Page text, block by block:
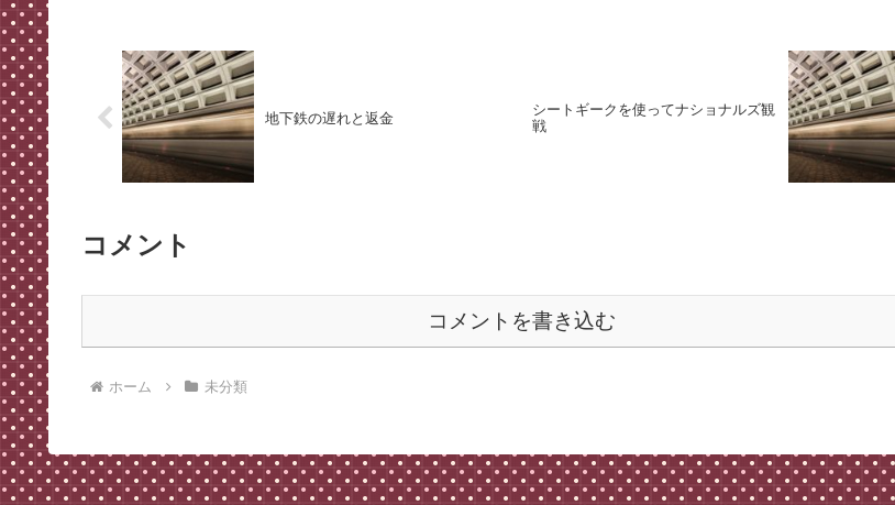
地下鉄の遅れと返金
シートギークを使ってナショナルズ観
戦
コメント
コメントを書き込む
ホーム 未分類